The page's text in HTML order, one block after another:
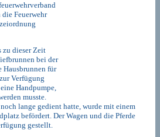
Feuerwehr
zu dieser Zeit
bei der
Hausbrunnen für
Verfügung
Handpumpe,
musste.
lange gedient hatte, wurde mit einem
befördert. Der Wagen und die Pferde
gestellt.